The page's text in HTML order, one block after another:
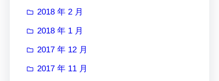
2018 年 2 月
2018 年 1 月
2017 年 12 月
2017 年 11 月